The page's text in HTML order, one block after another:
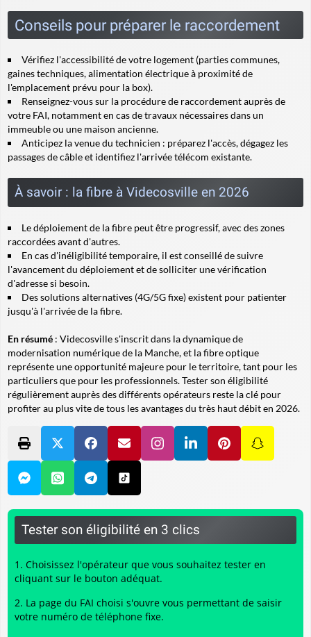
Conseils pour préparer le raccordement
Vérifiez l'accessibilité de votre logement (parties communes,
gaines techniques, alimentation électrique à proximité de
l'emplacement prévu pour la box).
Renseignez-vous sur la procédure de raccordement auprès de
votre FAI, notamment en cas de travaux nécessaires dans un
immeuble ou une maison ancienne.
Anticipez la venue du technicien : préparez l'accès, dégagez les
passages de câble et identifiez l'arrivée télécom existante.
À savoir : la fibre à Videcosville en 2026
Le déploiement de la fibre peut être progressif, avec des zones
raccordées avant d'autres.
En cas d'inéligibilité temporaire, il est conseillé de suivre
l'avancement du déploiement et de solliciter une vérification
d'adresse si besoin.
Des solutions alternatives (4G/5G fixe) existent pour patienter
jusqu'à l'arrivée de la fibre.
En résumé : Videcosville s'inscrit dans la dynamique de
modernisation numérique de la Manche, et la fibre optique
représente une opportunité majeure pour le territoire, tant pour les
particuliers que pour les professionnels. Tester son éligibilité
régulièrement auprès des différents opérateurs reste la clé pour
profiter au plus vite de tous les avantages du très haut débit en 2026.
Tester son éligibilité en 3 clics
Choisissez l'opérateur que vous souhaitez tester en
cliquant sur le bouton adéquat.
La page du FAI choisi s'ouvre vous permettant de saisir
votre numéro de téléphone fixe.